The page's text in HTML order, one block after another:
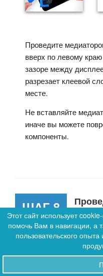
0
Проведите
вверх по левому
зазоре между
разрезает клеевой
месте.
Не вставляйте
иначе вы можете
компоненты.
ШАГ 8
Этот сайт использует
помочь Вам в навигации, а
пользовательского